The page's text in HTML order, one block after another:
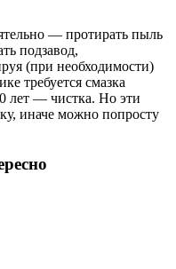
— протирать пыль
подзавод,
(при необходимости)
требуется смазка
лет — чистка. Но эти
иначе можно попросту